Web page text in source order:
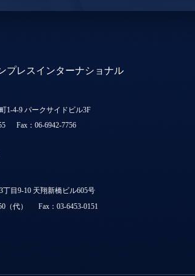
プレスインターナショナル
1-4-9 パークサイドビル3F
Fax：06-6942-7756
目9-10 天翔新橋ビル605号
（代）
Fax：03-6453-0151